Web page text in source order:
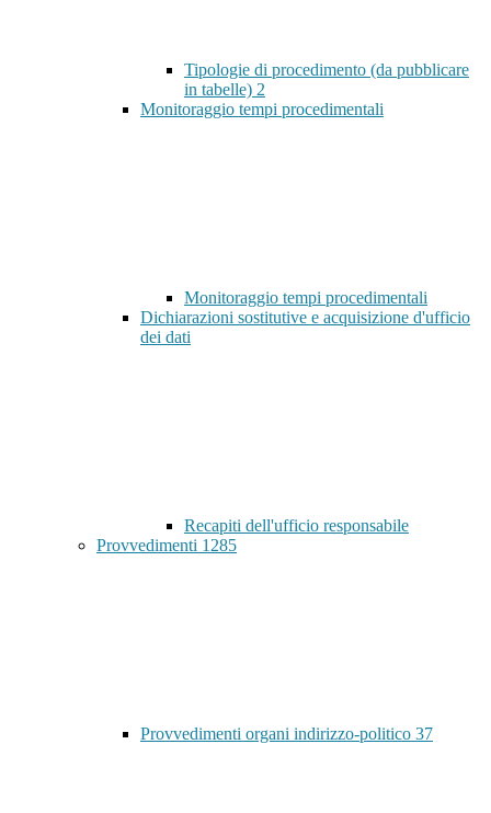
Tipologie di procedimento (da pubblicare
in tabelle) 2
Monitoraggio tempi procedimentali
Monitoraggio tempi procedimentali
Dichiarazioni sostitutive e acquisizione d'ufficio
dei dati
Recapiti dell'ufficio responsabile
Provvedimenti 1285
Provvedimenti organi indirizzo-politico 37